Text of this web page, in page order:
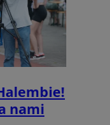
nami